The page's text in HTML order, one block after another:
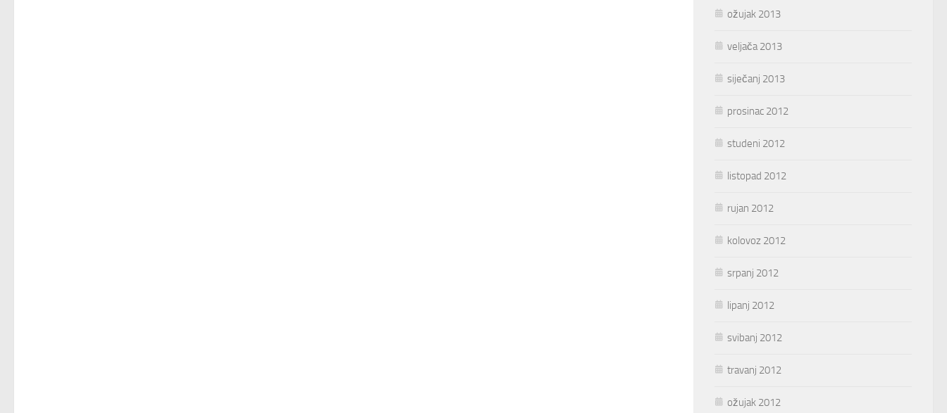
ožujak 2013
veljača 2013
siječanj 2013
prosinac 2012
studeni 2012
listopad 2012
rujan 2012
kolovoz 2012
srpanj 2012
lipanj 2012
svibanj 2012
travanj 2012
ožujak 2012